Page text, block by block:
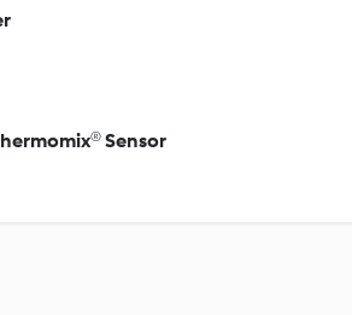
Sensor